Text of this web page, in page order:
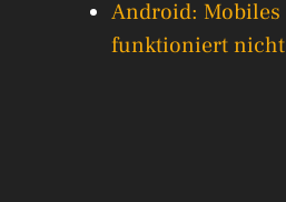
Android:
funktioniert nicht